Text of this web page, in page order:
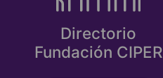
Directorio
Fundación CIPER